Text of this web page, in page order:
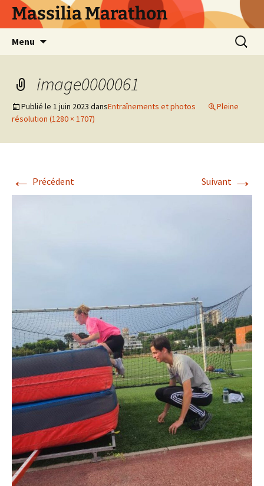
AllerMassilia Marathon
Menu
image0000061
Publié le 1 juin 2023 dansEntraînements et photos
Pleine
résolution (1280 × 1707)
← Précédent Suivant →